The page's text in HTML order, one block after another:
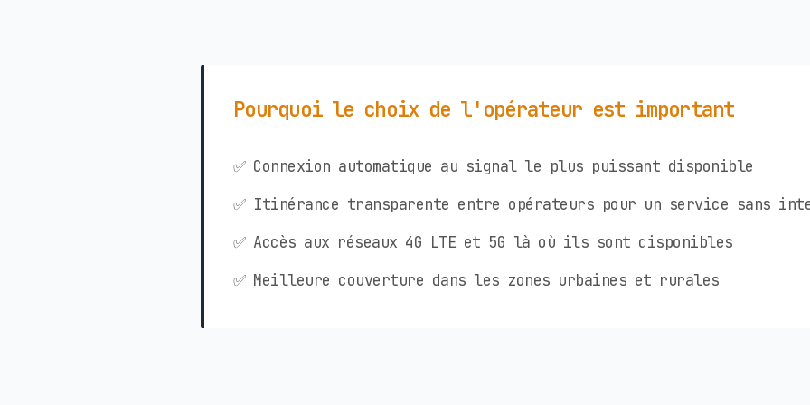
Pourquoi le choix de l'opérateur est important
✅ Connexion automatique au signal le plus puissant disponible
✅ Itinérance transparente entre opérateurs pour un service sans
✅ Accès aux réseaux 4G LTE et 5G là où ils sont disponibles
✅ Meilleure couverture dans les zones urbaines et rurales